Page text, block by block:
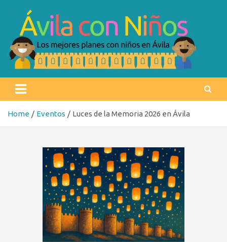
content
Ávila con niños
Home Eventos Luces de la Memoria 2026 en Ávila